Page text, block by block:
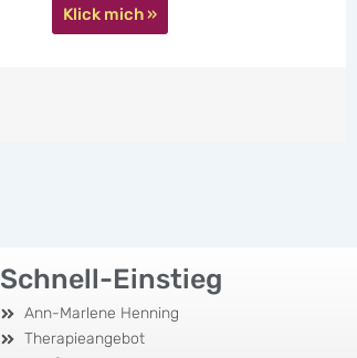
Klick mich »
Schnell-Einstieg
Ann-Marlene Henning
Therapieangebot